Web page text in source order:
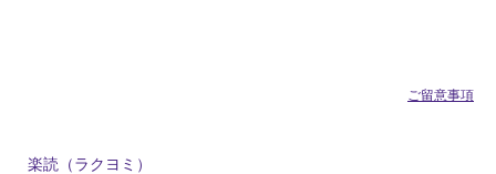
楽読（ラクヨミ）
ご留意事項